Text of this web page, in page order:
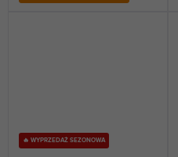
🔥 WYPRZEDAŻ SEZONOWA